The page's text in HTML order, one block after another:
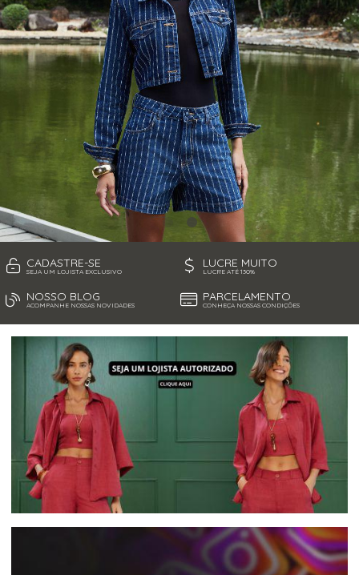
JAQUETAS
MACACÃO E MACAQUINHO
SAIAS
SHORTS
TOPPER
VESTIDOS
CADASTRE-SE
SEJA UM LOJISTA EXCLUSIVO
LUCRE MUITO
LUCRE ATÉ 130%
NOSSO BLOG
ACOMPANHE NOSSAS NOVIDADES
PARCELAMENTO
CONHEÇA NOSSAS CONDIÇÕES